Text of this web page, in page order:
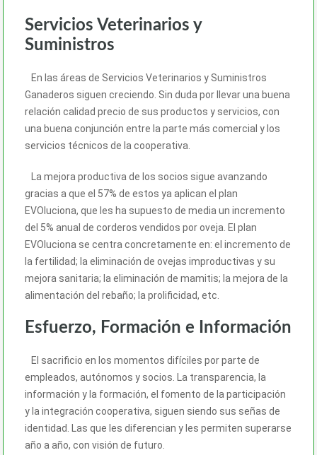
Servicios Veterinarios y
Suministros
En las áreas de Servicios Veterinarios y Suministros
Ganaderos siguen creciendo. Sin duda por llevar una buena
relación calidad precio de sus productos y servicios, con
una buena conjunción entre la parte más comercial y los
servicios técnicos de la cooperativa.
La mejora productiva de los socios sigue avanzando
gracias a que el 57% de estos ya aplican el plan
EVOluciona, que les ha supuesto de media un incremento
del 5% anual de corderos vendidos por oveja. El plan
EVOluciona se centra concretamente en: el incremento de
la fertilidad; la eliminación de ovejas improductivas y su
mejora sanitaria; la eliminación de mamitis; la mejora de la
alimentación del rebaño; la prolificidad, etc.
Esfuerzo, Formación e Información
El sacrificio en los momentos difíciles por parte de
empleados, autónomos y socios. La transparencia, la
información y la formación, el fomento de la participación
y la integración cooperativa, siguen siendo sus señas de
identidad. Las que les diferencian y les permiten superarse
año a año, con visión de futuro.